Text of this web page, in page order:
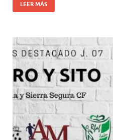
LEER MÁS